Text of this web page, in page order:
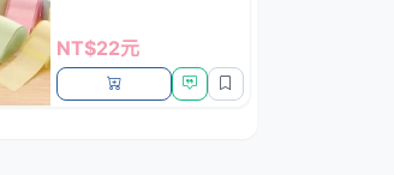
NT$22元